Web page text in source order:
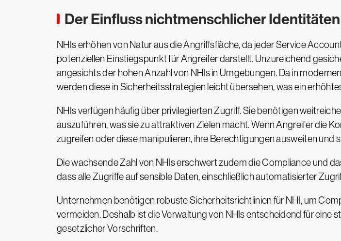
Der Einfluss nichtmenschlicher
NHIs erhöhen von Natur aus die Angriffsfläche, da jeder Service
potenziellen Einstiegspunkt für Angreifer darstellt. Unzureichend
angesichts der hohen Anzahl von NHIs in Umgebungen. Da in
werden diese in Sicherheitsstrategien leicht übersehen, was ein
NHIs verfügen häufig über privilegierten Zugriff. Sie benötigen
auszuführen, was sie zu attraktiven Zielen macht. Wenn Angreifer die
zugreifen oder diese manipulieren, ihre Berechtigungen ausweiten
Die wachsende Zahl von NHIs erschwert zudem die Compliance und
dass alle Zugriffe auf sensible Daten, einschließlich automatisierter
Unternehmen benötigen robuste Sicherheitsrichtlinien für NHI, um
vermeiden. Deshalb ist die Verwaltung von NHIs entscheidend für eine
gesetzlicher Vorschriften.